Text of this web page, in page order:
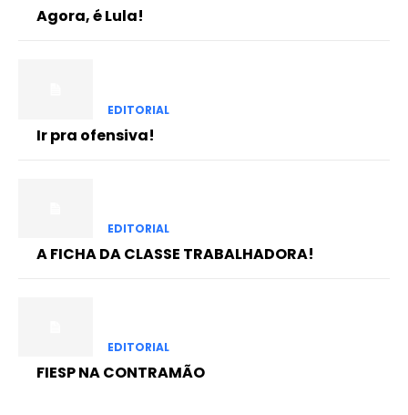
Agora, é Lula!
EDITORIAL
Ir pra ofensiva!
EDITORIAL
A FICHA DA CLASSE TRABALHADORA!
EDITORIAL
FIESP NA CONTRAMÃO